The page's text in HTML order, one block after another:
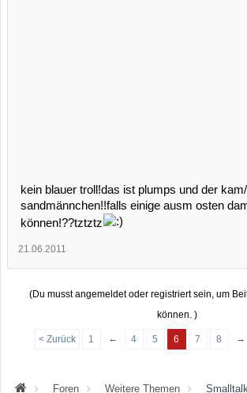
kein blauer troll!das ist plumps und der
sandmännchen!!falls einige ausm osten
können!??tztztz
21.06.2011
(Du musst angemeldet oder registriert sein, um
können. )
< Zurück 1 ← 4 5 6 7 8 →
Foren Weitere Themen